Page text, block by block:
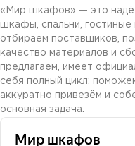
«Мир шкафов» — это
шкафы, спальни,
отбираем поставщиков,
качество материалов и
предлагаем, имеет
себя полный цикл:
аккуратно привезём и
основная задача.